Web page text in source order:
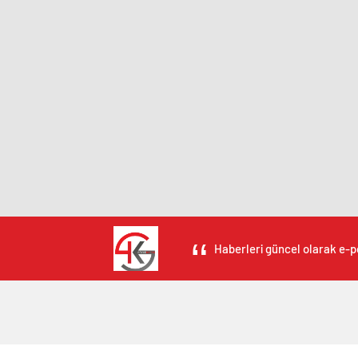
Haberleri güncel olarak e-